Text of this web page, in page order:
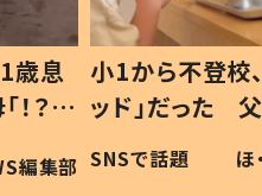
歳息
？」
編集部
小1から不登校
ッド」だった
作り続ける理
#令和の子
SNSで話題 ほ